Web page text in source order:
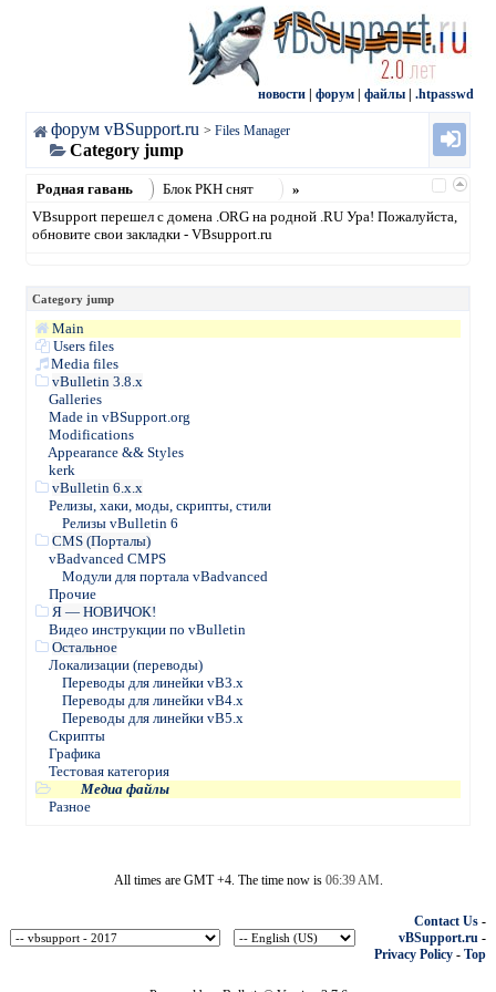
новости форум файлы .htpasswd
форум vBSupport.ru > Files Manager
Category jump
Родная гавань Блок РКН снят
»
VBsupport перешел с домена .ORG на родной .RU Ура! Пожалуйста,
обновите свои закладки - VBsupport.ru
Category jump
Main
Users files
Media files
vBulletin 3.8.x
Galleries
Made in vBSupport.org
Modifications
Appearance && Styles
kerk
vBulletin 6.x.x
Релизы, хаки, моды, скрипты, стили
Релизы vBulletin 6
CMS (Порталы)
vBadvanced CMPS
Модули для портала vBadvanced
Прочие
Я — НОВИЧОК!
Видео инструкции по vBulletin
Остальное
Локализации (переводы)
Переводы для линейки vB3.х
Переводы для линейки vB4.х
Переводы для линейки vB5.х
Скрипты
Графика
Тестовая категория
Медиа файлы
Разное
All times are GMT +4. The time now is 06:39 AM.
Contact Us -
vBSupport.ru -
Privacy Policy - Top